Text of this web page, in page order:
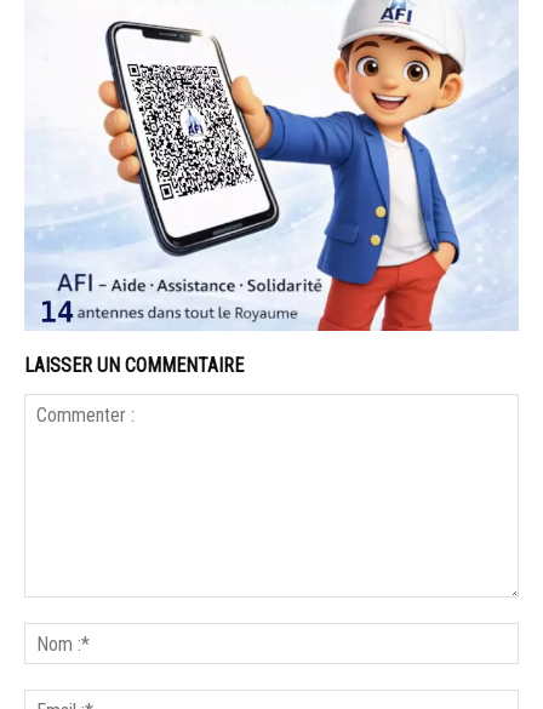
LAISSER UN COMMENTAIRE